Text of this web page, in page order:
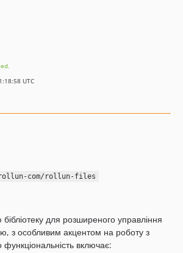
UTC
rollun-com/rollun-files
для розширеного управління
з особливим акцентом на роботу з
включає: